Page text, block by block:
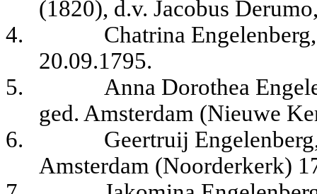
(1820), d.v. Jacobus
4.
Chatrina
20.09.1795.
5.
Anna Dorothea
ged. Amsterdam (Nieuwe
6.
Geertruij
Amsterdam (Noorderkerk)